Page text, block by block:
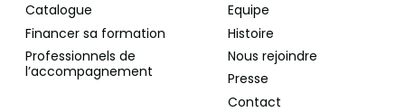
Catalogue
Financer sa formation
Professionnels de
l’accompagnement
Equipe
Histoire
Nous rejoindre
Presse
Contact